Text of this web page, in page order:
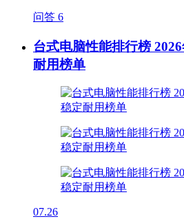
问答 6
台式电脑性能排行榜
耐用榜单
07.26